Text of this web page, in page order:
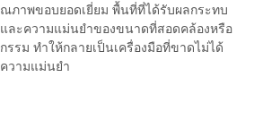
ภาพขอบยอดเยี่ยม พื้นที่ที่ได้รับผลกระทบ
ละความแม่นยำของขนาดที่สอดคล้องหรือ
รรม ทำให้กลายเป็นเครื่องมือที่ขาดไม่ได้
วามแม่นยำ